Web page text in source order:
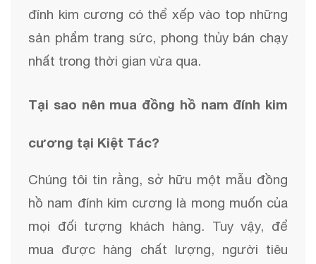
đính kim cương có thể xếp vào top những
sản phẩm trang sức, phong thủy bán chạy
nhất trong thời gian vừa qua.
Tại sao nên mua đồng hồ nam đính kim
cương tại Kiệt Tác?
Chúng tôi tin rằng, sở hữu một mẫu đồng
hồ nam đính kim cương là mong muốn của
mọi đối tượng khách hàng. Tuy vậy, để
mua được hàng chất lượng, người tiêu